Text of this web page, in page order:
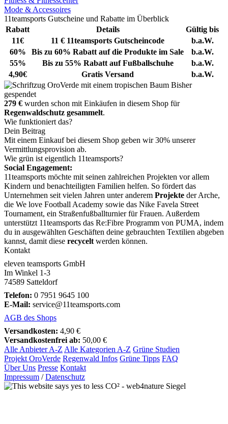
Mode & Accessoires
11teamsports Gutscheine und Rabatte im Überblick
Rabatt
Details
Gültig bis
11€
11 € 11teamsports Gutscheincode
b.a.W.
60%
Bis zu 60% Rabatt auf die Produkte im Sale
b.a.W.
55%
Bis zu 55% Rabatt auf Fußballschuhe
b.a.W.
4,90€
Gratis Versand
b.a.W.
Bisher
gespendet
279 € wurden schon mit Einkäufen in diesem Shop für
Regenwaldschutz gesammelt.
Wie funktioniert das?
Dein Beitrag
Mit einem Einkauf bei diesem Shop geben wir 30% unserer
Vermittlungsprovision ab.
Wie grün ist eigentlich 11teamsports?
Social Engagement:
11teamsports möchte mit seinen zahlreichen Projekten vor allem
Kindern und benachteiligten Familien helfen. So fördert das
Unternehmen seit vielen Jahren unter anderem Projekte der Arche,
die We love Football Academy sowie das Nike Favela Street
Tournament, ein Straßenfußballturnier für Frauen. Außerdem
unterstützt 11teamsports das Re:Fibre Programm von PUMA, indem
du in ausgewählten Geschäften deine gebrauchten Textilien abgeben
kannst, damit diese recycelt werden können.
Kontakt
eleven teamsports GmbH
Im Winkel 1-3
74589 Satteldorf
Telefon: 0 7951 9645 100
E-Mail: service@11teamsports.com
AGB des Shops
Versandkosten: 4,90 €
Versandkostenfrei ab: 50,00 €
Alle Anbieter A-Z Alle Kategorien A-Z Grüne Studien
Projekt OroVerde Regenwald Infos Grüne Tipps FAQ
Über Uns Presse Kontakt
Impressum /Datenschutz